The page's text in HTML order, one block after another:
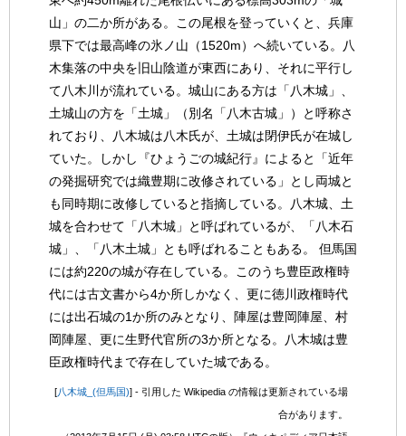
山」の二か所がある。この尾根を登っていくと、兵庫
県下では最高峰の氷ノ山（1520m）へ続いている。八
木集落の中央を旧山陰道が東西にあり、それに平行し
て八木川が流れている。城山にある方は「八木城」、
土城山の方を「土城」（別名「八木古城」）と呼称さ
れており、八木城は八木氏が、土城は閉伊氏が在城し
ていた。しかし『ひょうごの城紀行』によると「近年
の発掘研究では織豊期に改修されている」とし両城と
も同時期に改修していると指摘している。八木城、土
城を合わせて「八木城」と呼ばれているが、「八木石
城」、「八木土城」とも呼ばれることもある。 但馬国
には約220の城が存在している。このうち豊臣政権時
代には古文書から4か所しかなく、更に徳川政権時代
には出石城の1か所のみとなり、陣屋は豊岡陣屋、村
岡陣屋、更に生野代官所の3か所となる。八木城は豊
臣政権時代まで存在していた城である。
[八木城_(但馬国)] - 引用した Wikipedia の情報は更新されている場
合があります。